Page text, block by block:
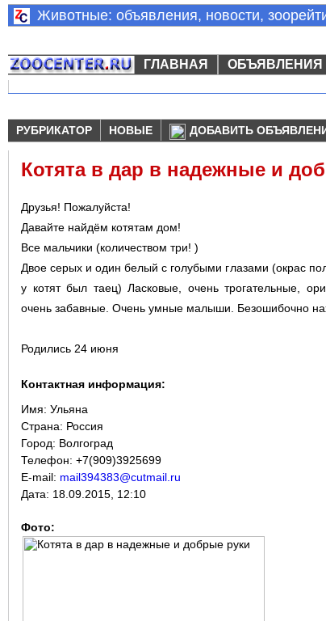
Животные: объявления, новости,
ГЛАВНАЯ ОБЪЯВЛЕНИЯ
РУБРИКАТОР
НОВЫЕ ДОБАВИТЬ
Котята в дар в надежные и
Друзья! Пожалуйста!
Давайте найдём котятам дом!
Все мальчики (количеством три! )
Двое серых и один белый с голубыми глазами (окрас
у котят был таец) Ласковые, очень трогательные,
очень забавные. Очень умные малыши. Безошибочно
Родились 24 июня
Контактная информация:
Имя: Ульяна
Страна: Россия
Город: Волгоград
Телефон: +7(909)3925699
E-mail: mail394383@cutmail.ru
Дата: 18.09.2015, 12:10
Фото: